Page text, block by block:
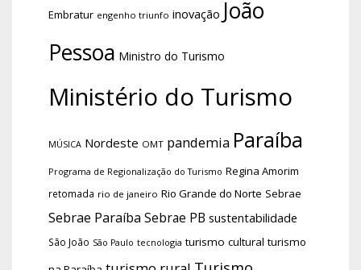
Embratur engenho triunfo inovação João
Pessoa Ministro do Turismo
Ministério do Turismo
MÚSICA Nordeste OMT pandemia Paraíba
Programa de Regionalização do Turismo Regina Amorim
retomada rio de janeiro Rio Grande do Norte Sebrae
Sebrae Paraíba Sebrae PB sustentabilidade
São João São Paulo tecnologia turismo cultural turismo